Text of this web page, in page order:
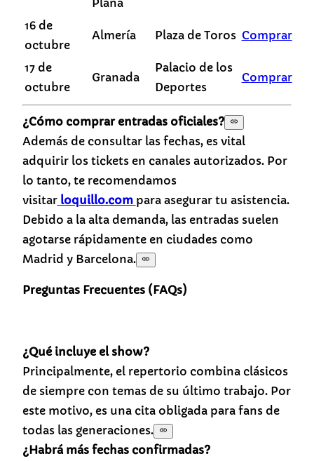
16 de
octubre
Almería Plaza de Toros Comprar
17 de
octubre
Granada
Palacio de los
Deportes
Comprar
¿Cómo comprar entradas oficiales?
Además de consultar las fechas, es vital
adquirir los tickets en canales autorizados. Por
lo tanto, te recomendamos
visitar loquillo.com para asegurar tu asistencia.
Debido a la alta demanda, las entradas suelen
agotarse rápidamente en ciudades como
Madrid y Barcelona.
Preguntas Frecuentes (FAQs)
¿Qué incluye el show?
Principalmente, el repertorio combina clásicos
de siempre con temas de su último trabajo. Por
este motivo, es una cita obligada para fans de
todas las generaciones.
¿Habrá más fechas confirmadas?